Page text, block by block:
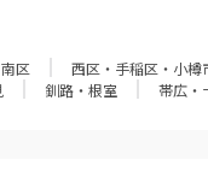
区 西区・手稲区・小樽
釧路・根室 帯広・